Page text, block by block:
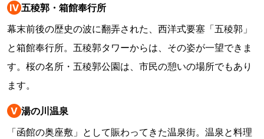
Ⅳ五稜郭・箱館奉行所
幕末前後の歴史の波に翻弄された、西洋式要塞「五稜郭」
と箱館奉行所。五稜郭タワーからは、その姿が一望できま
す。桜の名所・五稜郭公園は、市民の憩いの場所でもあり
ます。
Ⅴ 湯の川温泉
「函館の奥座敷」として賑わってきた温泉街。温泉と料理